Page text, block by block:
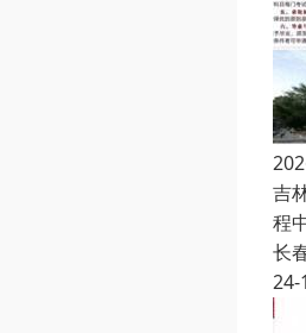
吉
程
长
24-